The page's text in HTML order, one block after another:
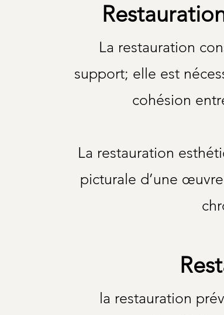
La restauration
support; elle est
cohésion
La restauration
picturale d’une
la restauration